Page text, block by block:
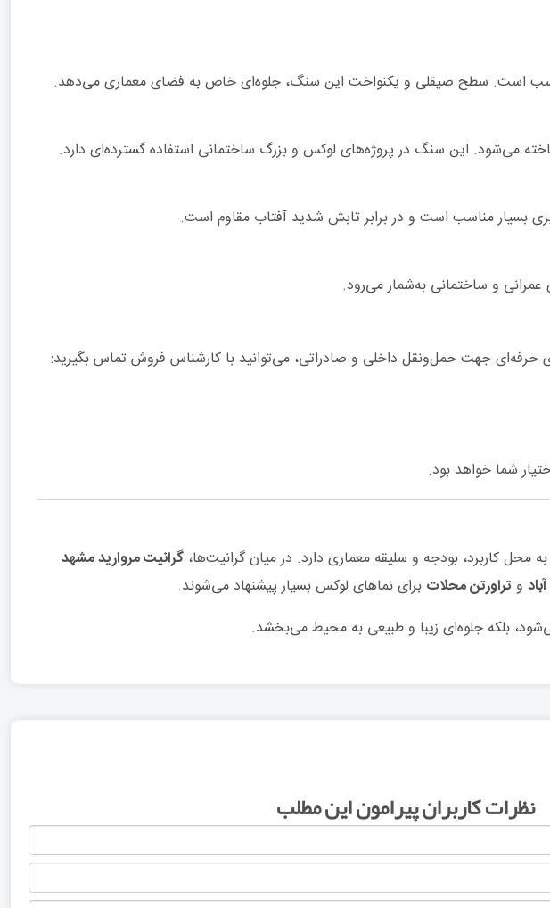
مناسب است. سطح صیقلی و یکنواخت این سنگ، جلوه‌ای خاص به فضای معماری می‌دهد.
می‌شود. این سنگ در پروژه‌های لوکس و بزرگ ساختمانی استفاده گسترده‌ای دارد.
بسیار مناسب است و در برابر تابش شدید آفتاب مقاوم است.
عمرانی و ساختمانی به‌شمار می‌رود.
حرفه‌ای جهت حمل‌ونقل داخلی و صادراتی، می‌توانید با کارشناس فروش تماس بگیرید:
شما خواهد بود.
محل کاربرد، بودجه و سلیقه معماری دارد. در میان گرانیت‌ها، گرانیت مروارید مشهد
و تراورتن محلات برای نماهای لوکس بسیار پیشنهاد می‌شوند.
بلکه جلوه‌ای زیبا و طبیعی به محیط می‌بخشد.
نظرات کاربران پیرامون این مطلب